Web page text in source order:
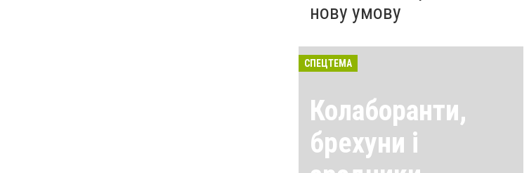
нову умову
СПЕЦТЕМА
Колаборанти,
брехуни і